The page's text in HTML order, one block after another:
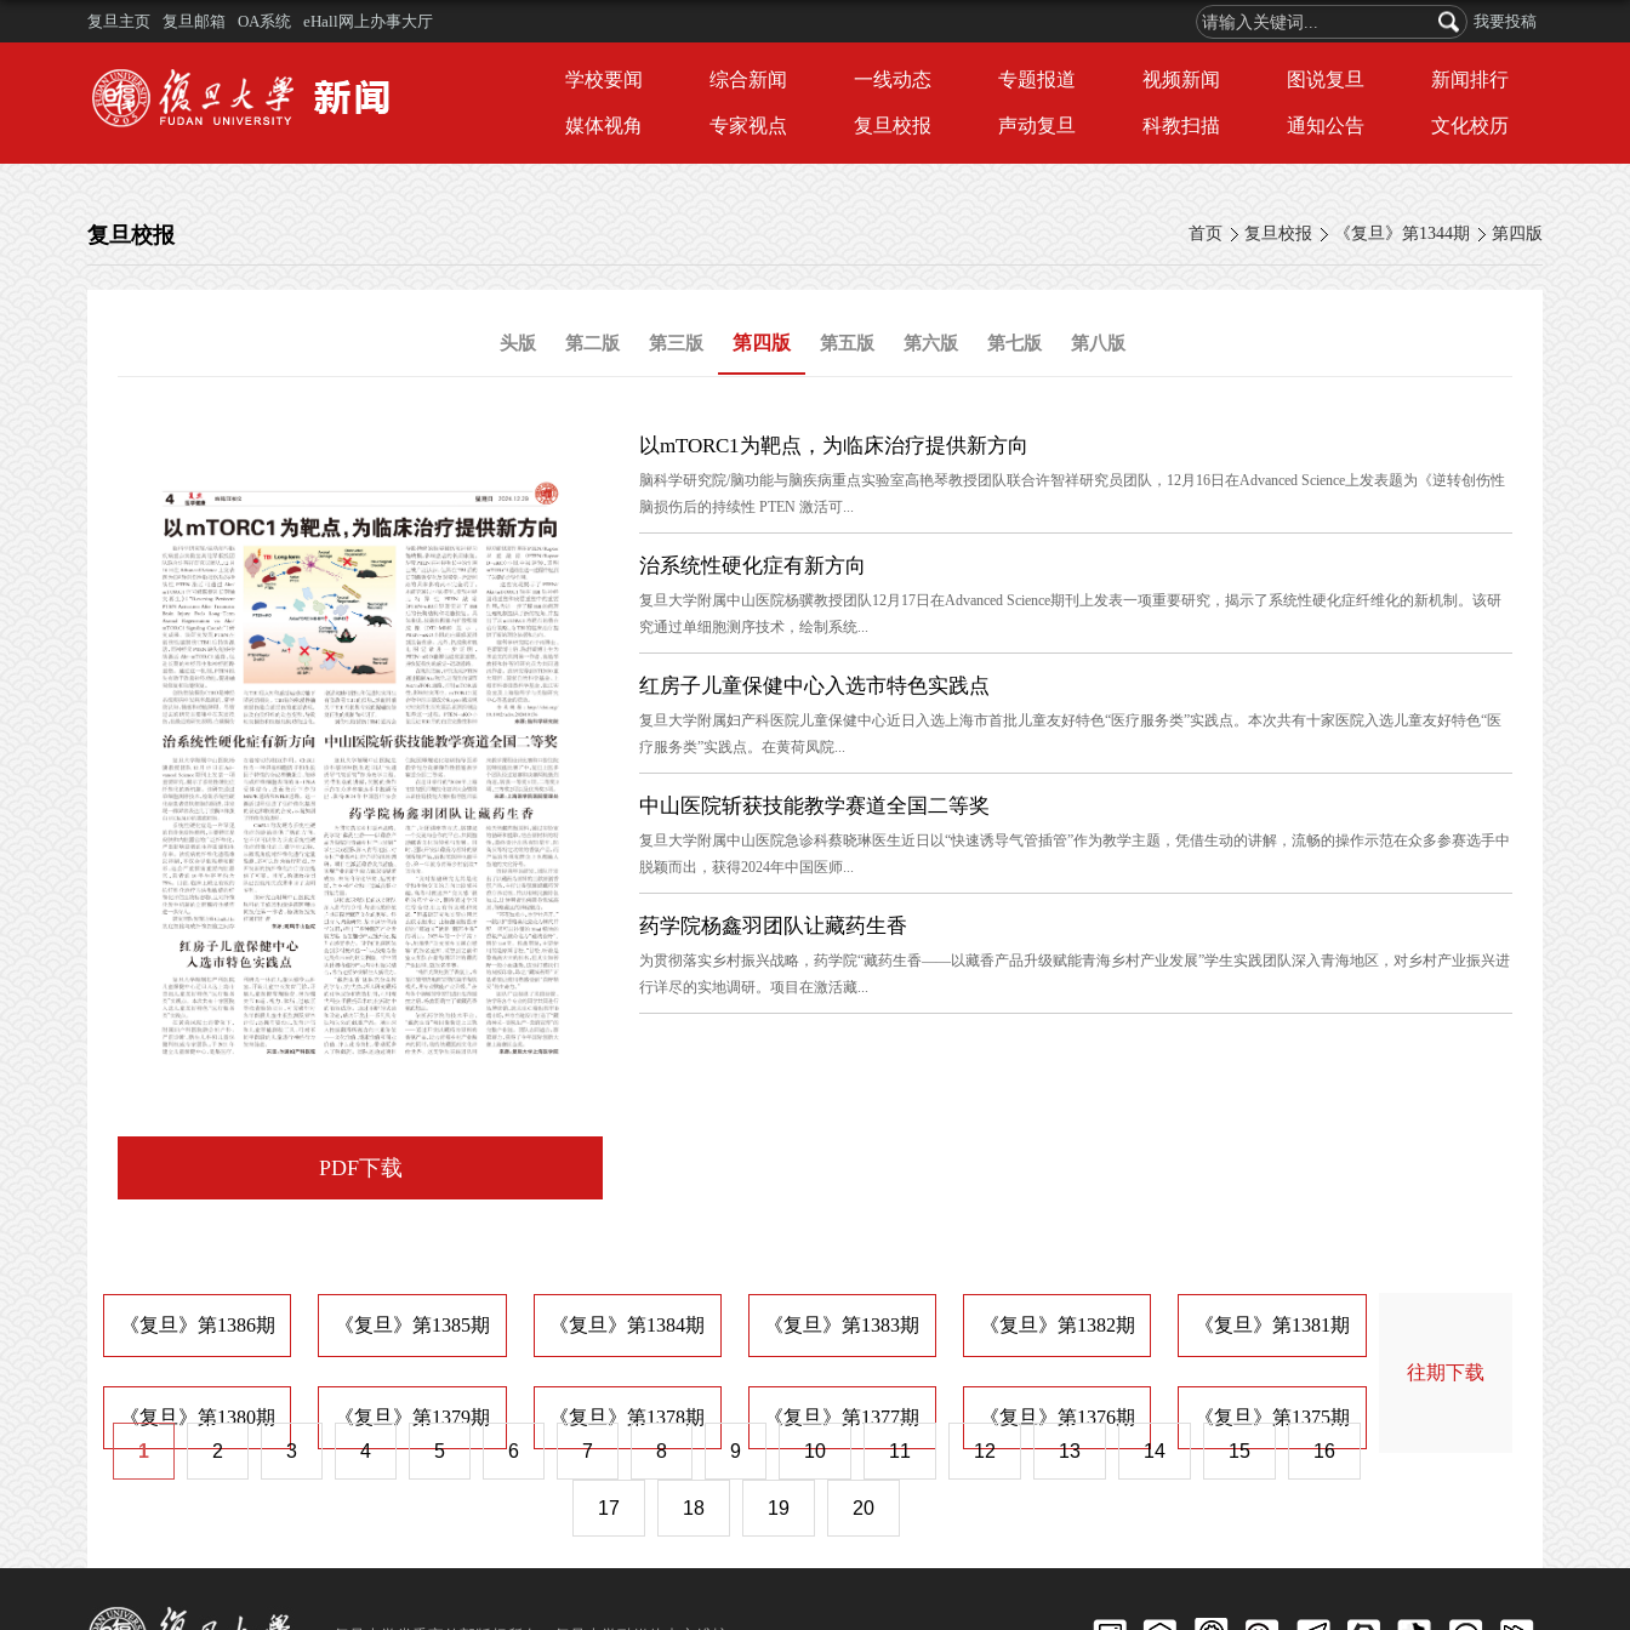
复旦主页 复旦邮箱 OA系统 eHall网上办事大厅 我要投稿
学校要闻 综合新闻 一线动态 专题报道 视频新闻 图说复旦 新闻排行
媒体视角 专家视点 复旦校报 声动复旦 科教扫描 通知公告 文化校历
首页 复旦校报 《复旦》第1344期 第四版
复旦校报
头版 第二版 第三版 第四版 第五版 第六版 第七版 第八版
PDF下载
以mTORC1为靶点，为临床治疗提供新方向
脑科学研究院/脑功能与脑疾病重点实验室高艳琴教授团队联合许智祥研究员团队，12月16日在Advanced Science上发表题为《逆转创伤性
脑损伤后的持续性 PTEN 激活可...
治系统性硬化症有新方向
复旦大学附属中山医院杨骥教授团队12月17日在Advanced Science期刊上发表一项重要研究，揭示了系统性硬化症纤维化的新机制。该研
究通过单细胞测序技术，绘制系统...
红房子儿童保健中心入选市特色实践点
复旦大学附属妇产科医院儿童保健中心近日入选上海市首批儿童友好特色“医疗服务类”实践点。本次共有十家医院入选儿童友好特色“医
疗服务类”实践点。在黄荷凤院...
中山医院斩获技能教学赛道全国二等奖
复旦大学附属中山医院急诊科蔡晓琳医生近日以“快速诱导气管插管”作为教学主题，凭借生动的讲解，流畅的操作示范在众多参赛选手中
脱颖而出，获得2024年中国医师...
药学院杨鑫羽团队让藏药生香
为贯彻落实乡村振兴战略，药学院“藏药生香——以藏香产品升级赋能青海乡村产业发展”学生实践团队深入青海地区，对乡村产业振兴进
行详尽的实地调研。项目在激活藏...
《复旦》第1386期 《复旦》第1385期 《复旦》第1384期 《复旦》第1383期 《复旦》第1382期 《复旦》第1381期
《复旦》第1380期 《复旦》第1379期 《复旦》第1378期 《复旦》第1377期 《复旦》第1376期 《复旦》第1375期
1
2 3 4 5 6 7 8 9 10 11 12 13 14 15 16
17 18 19 20
往期下载